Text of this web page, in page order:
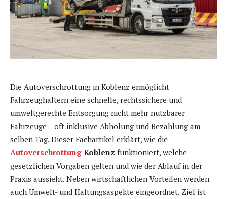
Die Autoverschrottung in Koblenz ermöglicht
Fahrzeughaltern eine schnelle, rechtssichere und
umweltgerechte Entsorgung nicht mehr nutzbarer
Fahrzeuge – oft inklusive Abholung und Bezahlung am
selben Tag. Dieser Fachartikel erklärt, wie die
Autoverschrottung Koblenz funktioniert, welche
gesetzlichen Vorgaben gelten und wie der Ablauf in der
Praxis aussieht. Neben wirtschaftlichen Vorteilen werden
auch Umwelt- und Haftungsaspekte eingeordnet. Ziel ist